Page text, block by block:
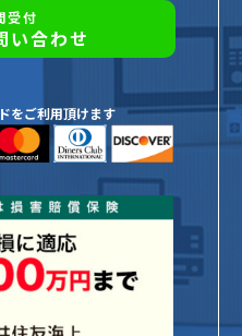
受付
い合わせ
をご利用頂けます